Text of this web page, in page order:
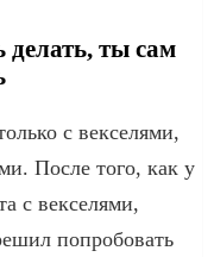
ты сам
с векселями,
После того, как у
с векселями,
попробовать